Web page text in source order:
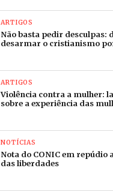
ARTIGOS
Não basta pedir desculpas:
desarmar o cristianismo
ARTIGOS
Violência contra a mulher:
sobre a experiência das
NOTÍCIAS
Nota do CONIC em repúdio
das liberdades